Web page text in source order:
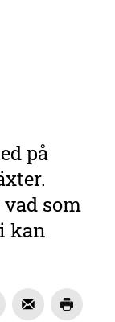
på
som
kan